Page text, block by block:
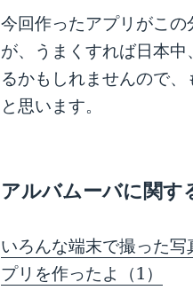
今回作ったアプリがこ
が、うまくすれば日本
るかもしれませんので
と思います。
アルバムーバに関す
いろんな端末で撮った
プリを作ったよ（1）